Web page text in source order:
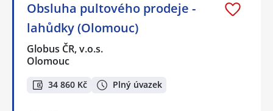
Obsluha pultového prodeje -
lahůdky (Olomouc)
Globus ČR, v.o.s.
Olomouc
34 860 Kč Plný úvazek